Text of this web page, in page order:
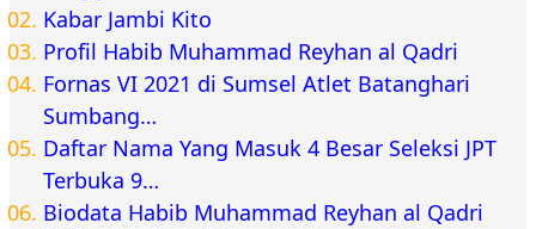
Kabar Jambi Kito
Profil Habib Muhammad Reyhan al Qadri
Fornas VI 2021 di Sumsel Atlet Batanghari
Sumbang…
Daftar Nama Yang Masuk 4 Besar Seleksi JPT
Terbuka 9…
Biodata Habib Muhammad Reyhan al Qadri